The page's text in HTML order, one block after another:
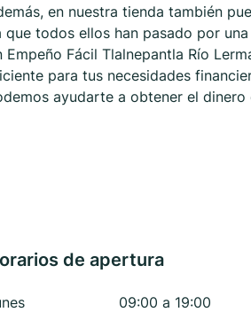
en nuestra tienda también
que todos ellos han pasado por
Empeño Fácil Tlalnepantla Río
para tus necesidades
ayudarte a obtener el dinero
de apertura
09:00 a 19:00